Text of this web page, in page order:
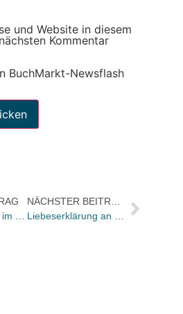
und Website in diesem
Kommentar
BuchMarkt-Newsflash
Wallstein startet im Deutschen Theater Berlin ins Niederlandejahr der Frankfurter Buchmesse
NÄCHSTER BEITRAG
Liebeserklärung an Stern-Verlag: „Du wirst fehlen“